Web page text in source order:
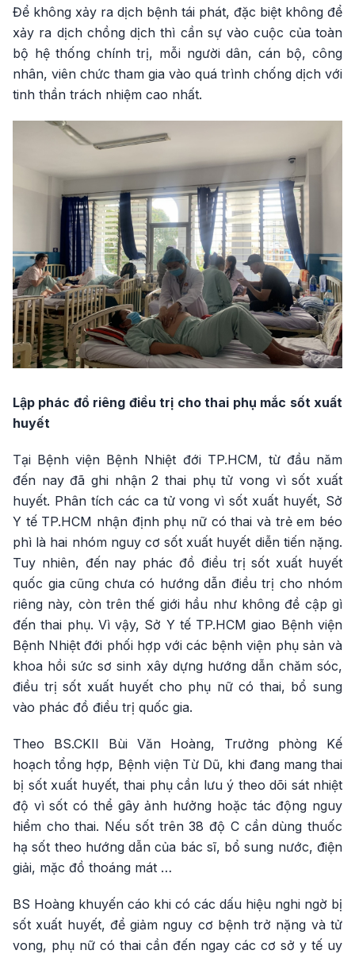
Để không xảy ra dịch bệnh tái phát, đặc biệt không để
xảy ra dịch chồng dịch thì cần sự vào cuộc của toàn
bộ hệ thống chính trị, mỗi người dân, cán bộ, công
nhân, viên chức tham gia vào quá trình chống dịch với
tinh thần trách nhiệm cao nhất.
Lập phác đồ riêng điều trị cho thai phụ mắc sốt xuất
huyết
Tại Bệnh viện Bệnh Nhiệt đới TP.HCM, từ đầu năm
đến nay đã ghi nhận 2 thai phụ tử vong vì sốt xuất
huyết. Phân tích các ca tử vong vì sốt xuất huyết, Sở
Y tế TP.HCM nhận định phụ nữ có thai và trẻ em béo
phì là hai nhóm nguy cơ sốt xuất huyết diễn tiến nặng.
Tuy nhiên, đến nay phác đồ điều trị sốt xuất huyết
quốc gia cũng chưa có hướng dẫn điều trị cho nhóm
riêng này, còn trên thế giới hầu như không đề cập gì
đến thai phụ. Vì vậy, Sở Y tế TP.HCM giao Bệnh viện
Bệnh Nhiệt đới phối hợp với các bệnh viện phụ sản và
khoa hồi sức sơ sinh xây dựng hướng dẫn chăm sóc,
điều trị sốt xuất huyết cho phụ nữ có thai, bổ sung
vào phác đồ điều trị quốc gia.
Theo BS.CKII Bùi Văn Hoàng, Trưởng phòng Kế
hoạch tổng hợp, Bệnh viện Từ Dũ, khi đang mang thai
bị sốt xuất huyết, thai phụ cần lưu ý theo dõi sát nhiệt
độ vì sốt có thể gây ảnh hưởng hoặc tác động nguy
hiểm cho thai. Nếu sốt trên 38 độ C cần dùng thuốc
hạ sốt theo hướng dẫn của bác sĩ, bổ sung nước, điện
giải, mặc đồ thoáng mát …
BS Hoàng khuyến cáo khi có các dấu hiệu nghi ngờ bị
sốt xuất huyết, để giảm nguy cơ bệnh trở nặng và tử
vong, phụ nữ có thai cần đến ngay các cơ sở y tế uy